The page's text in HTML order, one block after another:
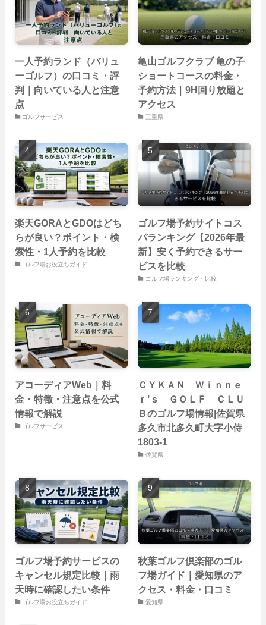
一人予約ランド（バリュ
ーゴルフ）の口コミ・評
判｜向いている人と注意
点
ゴルフサービス
亀山ゴルフクラブ 亀の子
ショートコースの料金・
予約方法｜9H回り放題と
アクセス
三重県
楽天GORAとGDOはどち
らが良い？ポイント・検
索性・1人予約を比較
ゴルフ場お役立ちガイド
ゴルフ場予約サイトコス
パランキング【2026年最
新】安く予約できるサー
ビスを比較
ゴルフ場ランキング・比較
アコーディアWeb｜料
金・特徴・注意点を公式
情報で解説
ゴルフサービス
ＣＹＫＡＮ Ｗｉｎｎｅ
ｒ’ｓ ＧＯＬＦ ＣＬＵ
Ｂのゴルフ場情報|佐賀県
多久市北多久町大字小侍
1803-1
佐賀県
ゴルフ場予約サービスの
キャンセル規定比較｜雨
天時に確認したい条件
ゴルフ場お役立ちガイド
秋葉ゴルフ倶楽部のゴル
フ場ガイド｜愛知県のア
クセス・料金・口コミ
愛知県